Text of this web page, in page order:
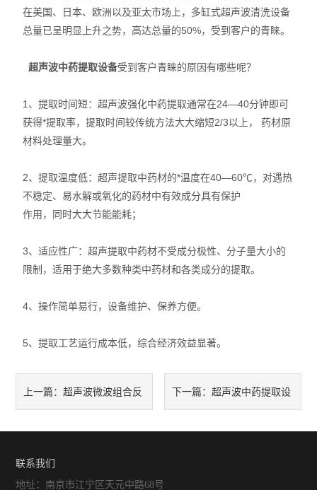
样品组织研磨仪
在美国、日本、欧洲以及亚太市场上，多缸式超声波清洗设备
总量已呈明显上升之势，高达总量的50%，受到客户的青睐。
超声波中药提取设备受到客户青睐的原因有哪些呢？
1、提取时间短：超声波强化中药提取通常在24—40分钟即可
获得*提取率，提取时间较传统方法大大缩短2/3以上， 药材原
材料处理量大。
2、提取温度低：超声提取中药材的*温度在40—60℃，对遇热
不稳定、易水解或氧化的药材中有效成分具有保护
作用，同时大大节能能耗；
3、适应性广：超声提取中药材不受成分极性、分子量大小的
限制，适用于绝大多数种类中药材和各类成分的提取。
4、操作简单易行，设备维护、保养方便。
5、提取工艺运行成本低，综合经济效益显著。
上一篇：超声波微波组合反
念问题
下一篇： 超声波中药提取设
联系我们
地址：南京市江宁区天元中路68号